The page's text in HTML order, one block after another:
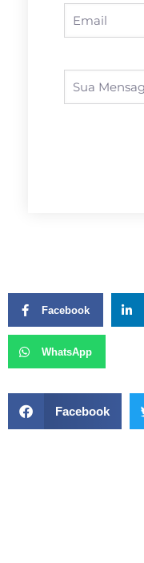
Facebook
WhatsApp
Facebook